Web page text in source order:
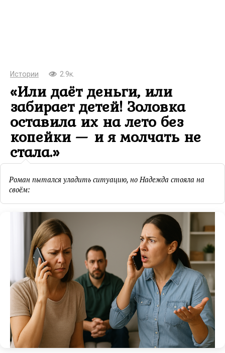
Истории 2.9к.
«Или даёт деньги, или
забирает детей! Золовка
оставила их на лето без
копейки — и я молчать не
стала.»
Роман пытался уладить ситуацию, но Надежда стояла на
своём: